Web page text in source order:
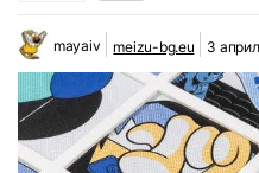
mayaiv meizu-bg.eu 3